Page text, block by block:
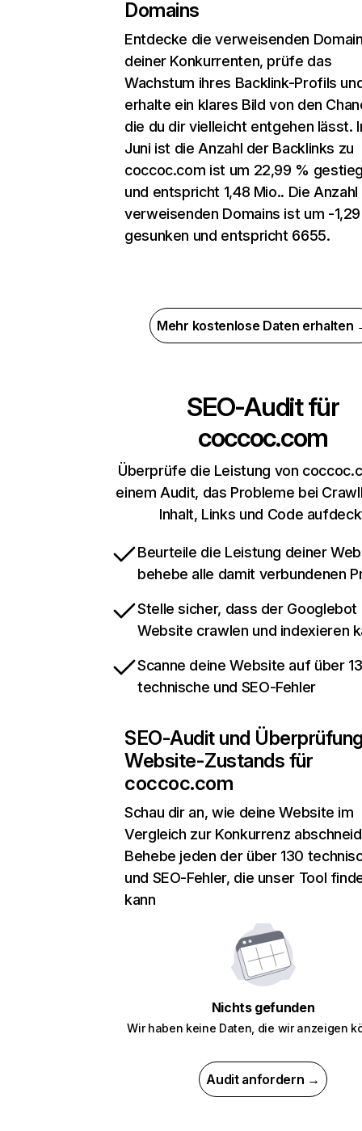
Domains
Entdecke die verweisenden
deiner Konkurrenten, prüfe das
Wachstum ihres Backlink-Profils
erhalte ein klares Bild von den
die du dir vielleicht entgehen lässt.
Juni ist die Anzahl der Backlinks zu
coccoc.com ist um 22,99 %
und entspricht 1,48 Mio.. Die
verweisenden Domains ist um -
gesunken und entspricht 6655.
Mehr kostenlose Daten erhalten
SEO-Audit für
coccoc.com
Überprüfe die Leistung von
einem Audit, das Probleme bei
Inhalt, Links und Code
Beurteile die Leistung deiner
behebe alle damit verbundenen
Stelle sicher, dass der Googlebot
Website crawlen und indexieren
Scanne deine Website auf über
technische und SEO-Fehler
SEO-Audit und
Website-Zustands für
coccoc.com
Schau dir an, wie deine Website im
Vergleich zur Konkurrenz
Behebe jeden der über 130
und SEO-Fehler, die unser Tool
kann
Nichts gefunden
Wir haben keine Daten, die wir anzeigen
Audit anfordern →